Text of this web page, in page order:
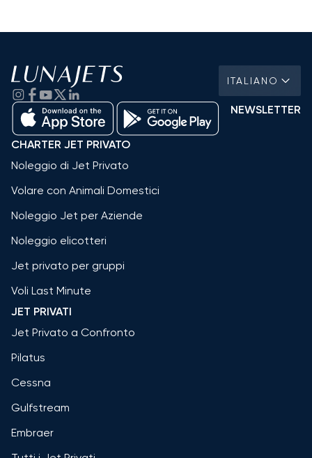
ITALIANO
NEWSLETTER
CHARTER JET PRIVATO
Noleggio di Jet Privato
Volare con Animali Domestici
Noleggio Jet per Aziende
Noleggio elicotteri
Jet privato per gruppi
Voli Last Minute
JET PRIVATI
Jet Privato a Confronto
Pilatus
Cessna
Gulfstream
Embraer